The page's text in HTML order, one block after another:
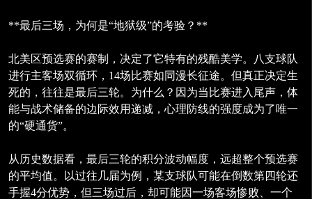
**最后三场，为何是“地狱级”的考验？**
北美区预选赛的赛制，决定了它特有的残酷美学。八支球队
进行主客场双循环，14场比赛如同漫长征途。但真正决定生
死的，往往是最后三轮。为什么？因为当比赛进入尾声，体
能与战术储备的边际效用递减，心理防线的强度成为了唯一
的“硬通货”。
从历史数据看，最后三轮的积分波动幅度，远超整个预选赛
的平均值。以过往几届为例，某支球队可能在倒数第四轮还
手握4分优势，但三场过后，却可能因一场客场惨败、一个